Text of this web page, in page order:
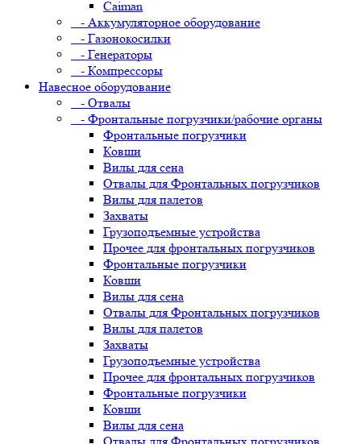
Caiman
- Аккумуляторное оборудование
- Газонокосилки
- Генераторы
- Компрессоры
Навесное оборудование
- Отвалы
- Фронтальные погрузчики/рабочие органы
Фронтальные погрузчики
Ковши
Вилы для сена
Отвалы для Фронтальных погрузчиков
Вилы для палетов
Захваты
Грузоподъемные устройства
Прочее для фронтальных погрузчиков
Фронтальные погрузчики
Ковши
Вилы для сена
Отвалы для Фронтальных погрузчиков
Вилы для палетов
Захваты
Грузоподъемные устройства
Прочее для фронтальных погрузчиков
Фронтальные погрузчики
Ковши
Вилы для сена